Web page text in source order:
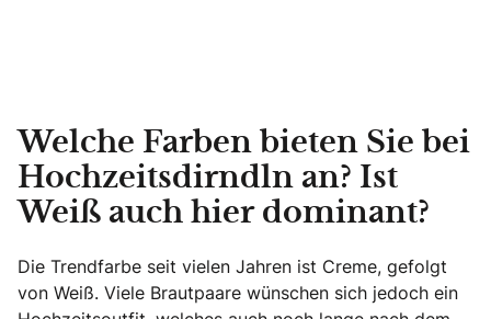
Welche Farben bieten Sie bei
Hochzeitsdirndln an? Ist
Weiß auch hier dominant?
Die Trendfarbe seit vielen Jahren ist Creme, gefolgt
von Weiß. Viele Brautpaare wünschen sich jedoch ein